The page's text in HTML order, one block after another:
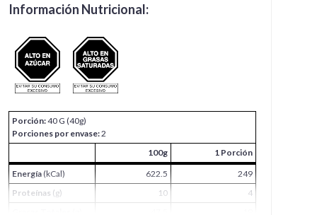
Información Nutricional:
Porción:40 G (40g)
Porciones por envase:2
100g
1 Porción
Energía (kCal) 622.5
249
Proteínas (g) 10
4